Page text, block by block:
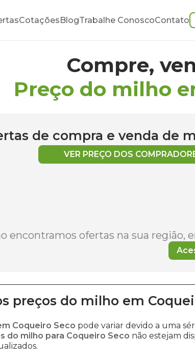
CotaçõesBlogTrabalhe ConoscoContato
Compre,
Preço do milho
de compra e venda de
VER PREÇO DOS
encontramos ofertas na sua região,
preços do milho em
Coqueiro Seco pode variar devido a uma
do milho para Coqueiro Seco não estejam